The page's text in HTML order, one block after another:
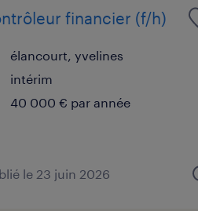
financier (f/h)
élancourt, yvelines
intérim
40 000 € par année
le 23 juin 2026